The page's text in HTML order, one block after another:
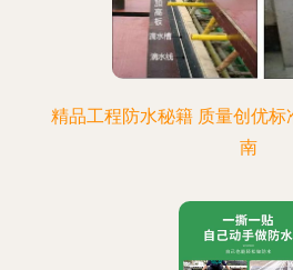
精品工程防水秘籍 质量创优
南